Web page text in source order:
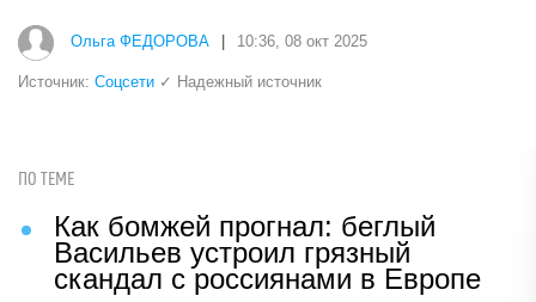
Ольга ФЕДОРОВА 10:36, 08 окт 2025
Источник: Соцсети ✓ Надежный источник
ПО ТЕМЕ
Как бомжей прогнал: беглый
Васильев устроил грязный
скандал с россиянами в Европе